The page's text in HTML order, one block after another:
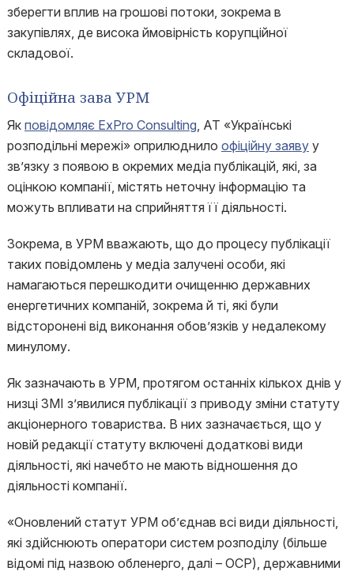
зберегти вплив на грошові потоки, зокрема в
закупівлях, де висока ймовірність корупційної
складової.
Офіційна зава УРМ
Як повідомляє ExPro Consulting, АТ «Українські
розподільні мережі» оприлюднило офіційну заявуу
зв’язку з появою в окремих медіа публікацій, які, за
оцінкою компанії, містять неточну інформацію та
можуть впливати на сприйняття її діяльності.
Зокрема, в УРМ вважають, що до процесу публікації
таких повідомлень у медіа залучені особи, які
намагаються перешкодити очищенню державних
енергетичних компаній, зокрема й ті, які були
відсторонені від виконання обов’язків у недалекому
минулому.
Як зазначають в УРМ, протягом останніх кількох днів у
низці ЗМІ з’явилися публікації з приводу зміни статуту
акціонерного товариства. В них зазначається, що у
новій редакції статуту включені додаткові види
діяльності, які начебто не мають відношення до
діяльності компанії.
«Оновлений статут УРМ об’єднав всі види діяльності,
які здійснюють оператори систем розподілу (більше
відомі під назвою обленерго, далі – ОСР), державними